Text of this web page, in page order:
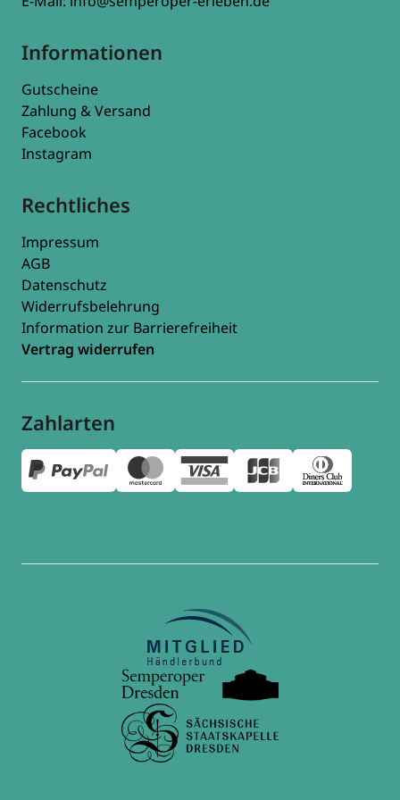
Informationen
Gutscheine
Zahlung & Versand
Facebook
Instagram
Rechtliches
Impressum
AGB
Datenschutz
Widerrufsbelehrung
Information zur Barrierefreiheit
Vertrag widerrufen
Zahlarten